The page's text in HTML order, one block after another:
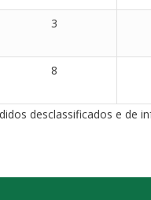
3
8
desclassificados e de